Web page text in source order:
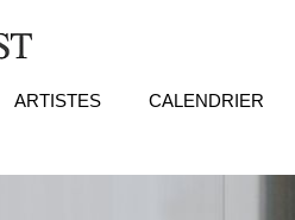
ARTISTES CALENDRIER